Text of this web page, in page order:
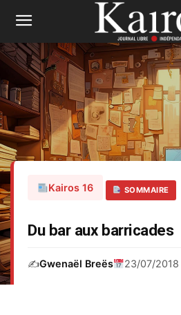
Kairos 16 SOMMAIRE
Du bar aux barricades
✍️Gwenaël Breës 23/07/2018